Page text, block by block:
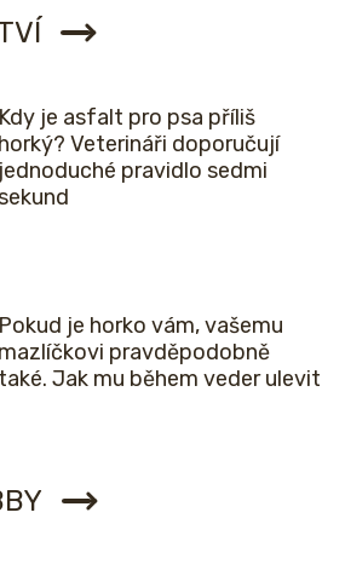
Kdy je asfalt pro psa příliš
horký? Veterináři doporučují
jednoduché pravidlo sedmi
Pokud je horko vám, vašemu
mazlíčkovi pravděpodobně
také. Jak mu během veder ulevit